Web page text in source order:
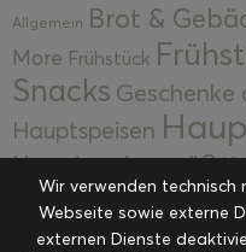
Allgemein Brot &
More Frühstück
Snacks Geschenke
Hauptspeisen
Hauptspeisen süß
Kuchen, Torten
Desserts Kulinarik
Wir verwenden
Webseite sowie externe
externen Dienste